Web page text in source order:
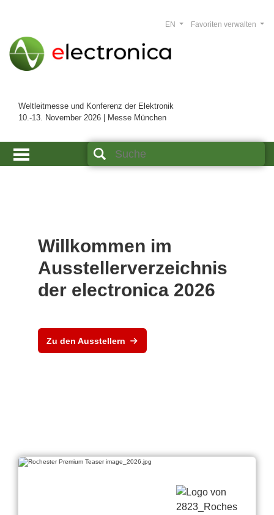
Weltleitmesse und Konferenz der Elektronik
10.-13. November 2026 | Messe München
Favoriten verwalten
EN
Willkommen im
Ausstellerverzeichnis
der electronica 2026
Zu den Ausstellern